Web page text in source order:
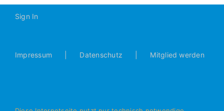
Sign In
Impressum Datenschutz Mitglied werden